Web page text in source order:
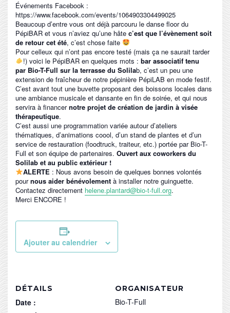
Événements Facebook :
https://www.facebook.com/events/1064903304499025
Beaucoup d’entre vous ont déjà parcouru le danse floor du
PépiBAR et vous n’aviez qu’une hâte c’est que l’évènement soit
de retour cet été, c’est chose faite
Pour celleux qui n’ont pas encore testé (mais ça ne saurait tarder
!) voici le PépiBAR en quelques mots : bar associatif tenu
par Bio-T-Full sur la terrasse du Solilab, c’est un peu une
extension de fraîcheur de notre pépinière PépiLAB en mode festif.
C’est avant tout une buvette proposant des boissons locales dans
une ambiance musicale et dansante en fin de soirée, et qui nous
servira à financernotre projet de création de jardin à visée
thérapeutique.
C’est aussi une programmation variée autour d’ateliers
thématiques, d’animations coool, d’un stand de plantes et d’un
service de restauration (foodtruck, traiteur, etc.) portée par Bio-T-
Full et son équipe de partenaires. Ouvert aux coworkers du
Solilab et au public extérieur !
ALERTE: Nous avons besoin de quelques bonnes volontés
pournous aider bénévolement à installer notre guinguette.
Contactez directement helene.plantard@bio-t-full.org.
Merci ENCORE !
Ajouter au calendrier
DÉTAILS
Date :
ORGANISATEUR
Bio-T-Full